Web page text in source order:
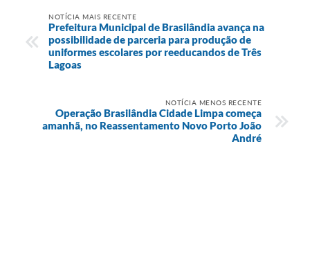
NOTÍCIA MAIS RECENTE
Prefeitura Municipal de Brasilândia avança na
possibilidade de parceria para produção de
uniformes escolares por reeducandos de Três
Lagoas
NOTÍCIA MENOS RECENTE
Operação Brasilândia Cidade Limpa começa
amanhã, no Reassentamento Novo Porto João
André